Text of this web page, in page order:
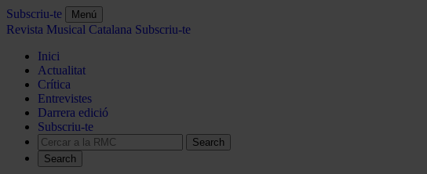
Subscriu-te Menú
Revista Musical Catalana Subscriu-te
Inici
Actualitat
Crítica
Entrevistes
Darrera edició
Subscriu-te
Search